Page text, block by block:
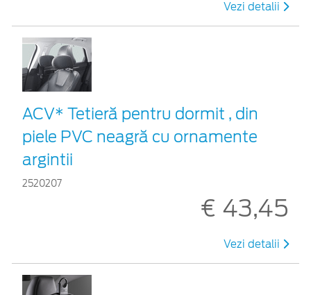
Vezi detalii
ACV* Tetieră pentru dormit , din
piele PVC neagră cu ornamente
argintii
2520207
€ 43,45
Vezi detalii